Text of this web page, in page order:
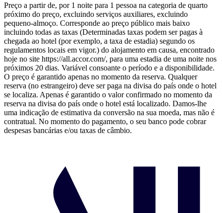
Preço a partir de, por 1 noite para 1 pessoa na categoria de quarto
próximo do preço, excluindo serviços auxiliares, excluindo
pequeno-almoço. Corresponde ao preço público mais baixo
incluindo todas as taxas (Determinadas taxas podem ser pagas à
chegada ao hotel (por exemplo, a taxa de estadia) segundo os
regulamentos locais em vigor.) do alojamento em causa, encontrado
hoje no site https://all.accor.com/, para uma estadia de uma noite nos
próximos 20 dias. Variável consoante o período e a disponibilidade.
O preço é garantido apenas no momento da reserva. Qualquer
reserva (no estrangeiro) deve ser paga na divisa do país onde o hotel
se localiza. Apenas é garantido o valor confirmado no momento da
reserva na divisa do país onde o hotel está localizado. Damos-lhe
uma indicação de estimativa da conversão na sua moeda, mas não é
contratual. No momento do pagamento, o seu banco pode cobrar
despesas bancárias e/ou taxas de câmbio.